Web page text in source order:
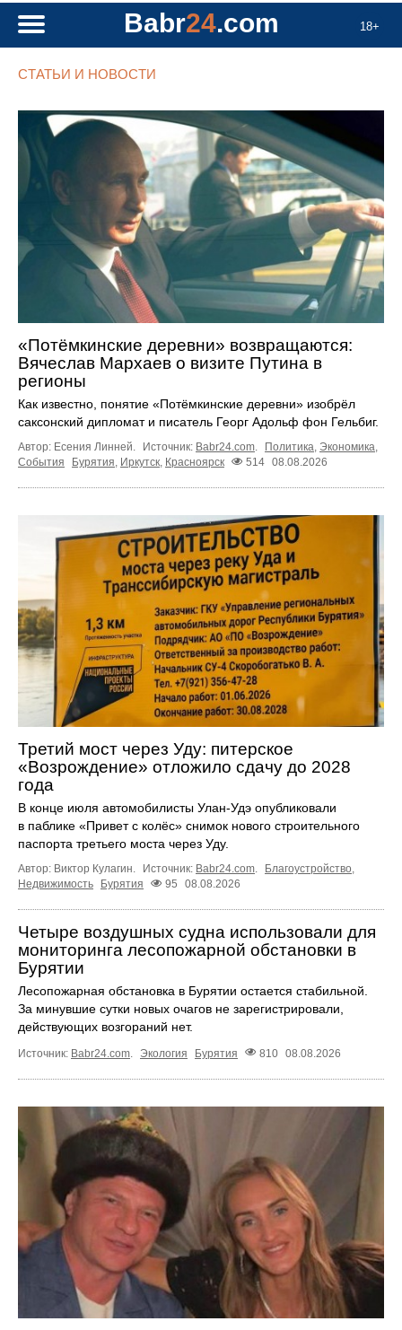
18+
Babr24.com
СТАТЬИ И НОВОСТИ
«Потёмкинские деревни» возвращаются:
Вячеслав Мархаев о визите Путина в
регионы
Как известно, понятие «Потёмкинские деревни» изобрёл
саксонский дипломат и писатель Георг Адольф фон Гельбиг.
Автор: Есения Линней. Источник: Babr24.com Политика Экономика
События
Бурятия Иркутск Красноярск 514 08.08.2026
Третий мост через Уду: питерское
«Возрождение» отложило сдачу до 2028
года
В конце июля автомобилисты Улан-Удэ опубликовали
в паблике «Привет с колёс» снимок нового строительного
паспорта третьего моста через Уду.
Автор: Виктор Кулагин. Источник: Babr24.com. Благоустройство,
Недвижимость
Бурятия 95 08.08.2026
Четыре воздушных судна использовали для
мониторинга лесопожарной обстановки в
Бурятии
Лесопожарная обстановка в Бурятии остается стабильной.
За минувшие сутки новых очагов не зарегистрировали,
действующих возгораний нет.
Источник: Babr24.com Экология Бурятия 810 08.08.2026